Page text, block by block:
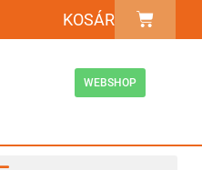
KOSÁR
WEBSHOP